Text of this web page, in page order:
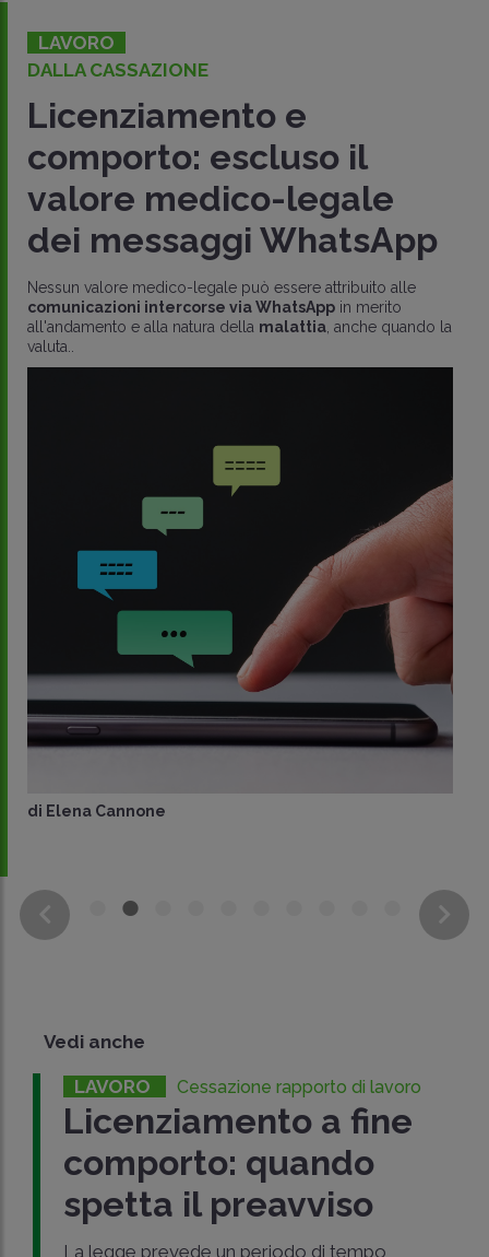
LAVORO
DALLA CASSAZIONE
Licenziamento e
comporto: escluso il
valore medico-legale
dei messaggi WhatsApp
Nessun valore medico-legale può essere attribuito alle
comunicazioni intercorse via WhatsApp in merito
all'andamento e alla natura della malattia , anche quando la
valuta..
di Elena Cannone
Vedi anche
LAVORO Cessazione rapporto di lavoro
Licenziamento a fine
comporto: quando
spetta il preavviso
La legge prevede un periodo di tempo